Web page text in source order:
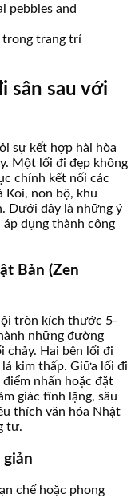
trong trang trí
sân sau với
sự kết hợp hài hòa
Một lối đi đẹp không
chính kết nối các
Koi, non bộ, khu
Dưới đây là những ý
dụng thành công
Bản (Zen
tròn kích thước 5-
những đường
chảy. Hai bên lối đi
kim thấp. Giữa lối đi
nhấn hoặc đặt
giác tĩnh lặng, sâu
thích văn hóa Nhật
tư.
chế hoặc phong